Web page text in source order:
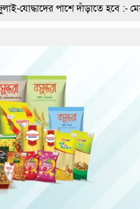
হবে :- মেয়র ডা. শাহাদাত হোসেন